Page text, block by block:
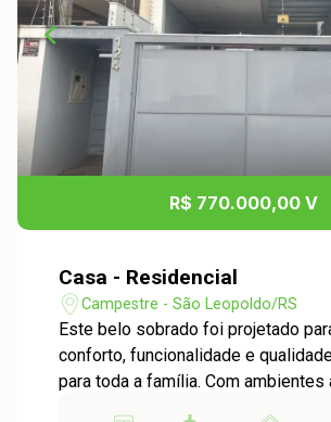
R$ 770.000,00 V
Casa - Residencial
Campestre - São Leopoldo/RS
Este belo sobrado foi projetado
conforto, funcionalidade e
para toda a família. Com